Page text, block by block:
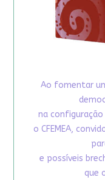
Ao fomentar
na
o CFEMEA,
e possíveis
que